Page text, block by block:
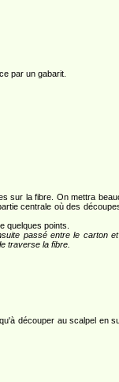
par un gabarit.
sur la fibre. On mettra
centrale où des
quelques points.
passé entre le carton
traverse la fibre.
découper au scalpel en